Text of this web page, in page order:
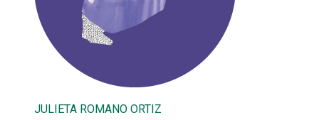
JULIETA ROMANO ORTIZ